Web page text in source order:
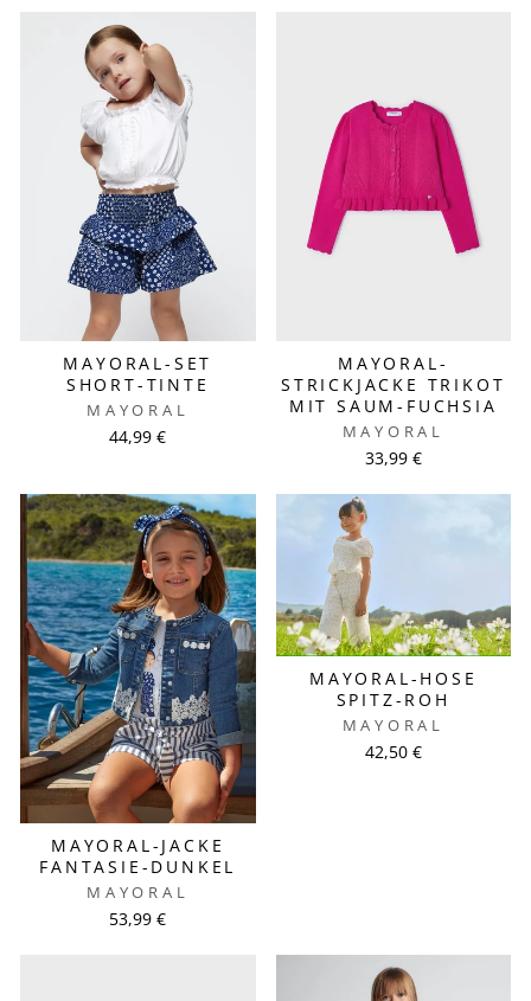
MAYORAL-SET
SHORT-TINTE
MAYORAL
44,99 €
MAYORAL-
STRICKJACKE TRIKOT
MIT SAUM-FUCHSIA
MAYORAL
33,99 €
MAYORAL-JACKE
FANTASIE-DUNKEL
MAYORAL
53,99 €
MAYORAL-HOSE
SPITZ-ROH
MAYORAL
42,50 €